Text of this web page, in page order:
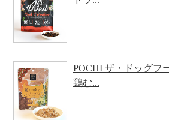
POCHI ザ・ドッグフ
鶏む...